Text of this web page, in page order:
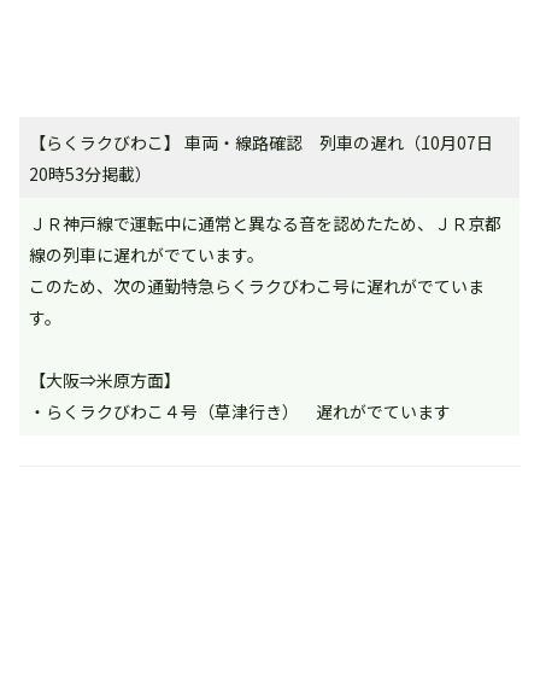
【らくラクびわこ】 車両・線路確認 列車の遅れ（10月07日
20時53分掲載）
ＪＲ神戸線で運転中に通常と異なる音を認めたため、ＪＲ京都
線の列車に遅れがでています。
このため、次の通勤特急らくラクびわこ号に遅れがでていま
す。
【大阪⇒米原方面】
・らくラクびわこ４号（草津行き） 遅れがでています